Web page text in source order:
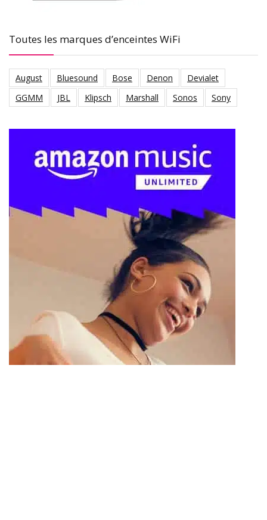
Toutes les marques d’enceintes WiFi
August Bluesound Bose Denon
Devialet
GGMM
JBL Klipsch Marshall Sonos Sony